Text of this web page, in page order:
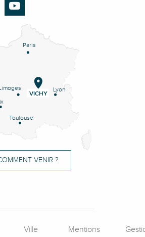
Paris
Lyon
Toulouse
VICHY
VENIR ?
Ville Mentions